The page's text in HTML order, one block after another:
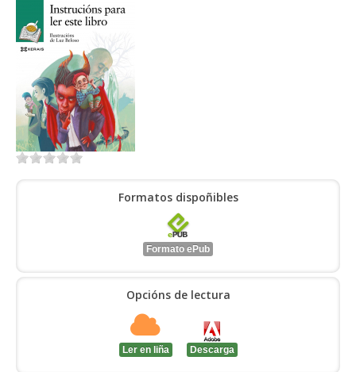
Formatos dispoñibles
Formato ePub
Opcións de lectura
Ler en liña Descarga